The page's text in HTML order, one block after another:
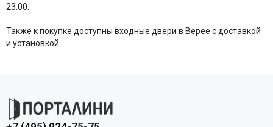
23:00.
Также к покупке доступны входные двери в Верее с доставкой
и установкой.